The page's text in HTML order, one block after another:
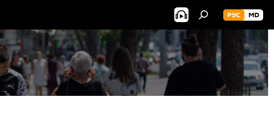
РУС MD